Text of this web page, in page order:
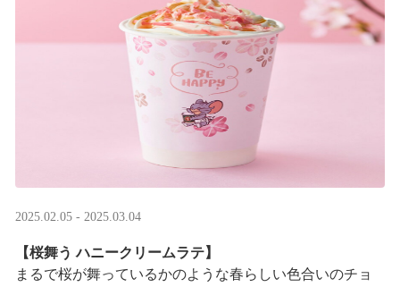
2025.02.05 - 2025.03.04
【桜舞う ハニークリームラテ】
まるで桜が舞っているかのような春らしい色合いのチョ